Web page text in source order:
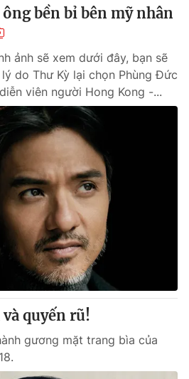
bền bỉ bên mỹ nhân
ảnh sẽ xem dưới đây, bạn sẽ
do Thư Kỳ lại chọn Phùng Đức
viên người Hong Kong -...
quyến rũ!
gương mặt trang bìa của